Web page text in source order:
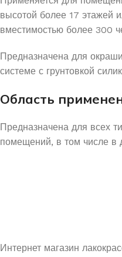
высотой более 17 этажей
вместимостью более 300
Предназначена для
системе с грунтовкой
Область
Предназначена для всех
помещений, в том числе в
Интернет магазин